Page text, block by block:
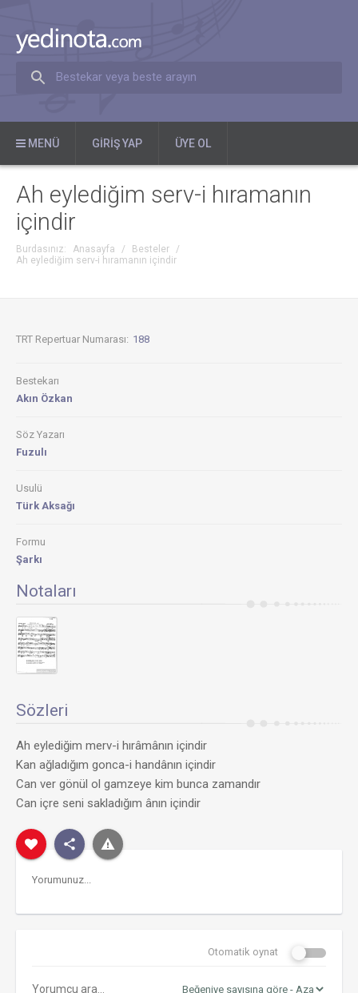
Bestekar veya beste arayın
MENÜ GIRIŞ YAP ÜYE OL
Ah eylediğim serv-i hıramanın
içindir
Burdasınız: Anasayfa / Besteler
/
Ah eylediğim serv-i hıramanın içindir
TRT Repertuar Numarası: 188
Bestekarı
Akın Özkan
Söz Yazarı
Fuzulı
Usulü
Türk Aksağı
Formu
Şarkı
Notaları
Sözleri
Ah eylediğim merv-i hırâmânın içindir
Kan ağladığım gonca-i handânın içindir
Can ver gönül ol gamzeye kim bunca zamandır
Can içre seni sakladığım ânın içindir
Otomatik oynat